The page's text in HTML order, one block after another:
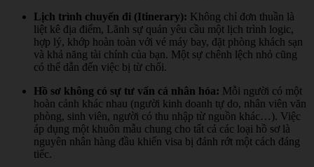
Lịch trình chuyến đi (Itinerary): Không chỉ đơn thuần là
liệt kê địa điểm, Lãnh sự quán yêu cầu một lịch trình logic,
hợp lý, khớp hoàn toàn với vé máy bay, đặt phòng khách sạn
và khả năng tài chính của bạn. Một sự chênh lệch nhỏ cũng
có thể dẫn đến việc bị từ chối.
Hồ sơ không có sự tư vấn cá nhân hóa: Mỗi người có một
hoàn cảnh khác nhau (người kinh doanh tự do, nhân viên văn
phòng, sinh viên, người có thu nhập từ nguồn khác…). Việc
áp dụng một khuôn mẫu chung cho tất cả các loại hồ sơ là
nguyên nhân hàng đầu khiến visa bị đánh rớt một cách đáng
tiếc.